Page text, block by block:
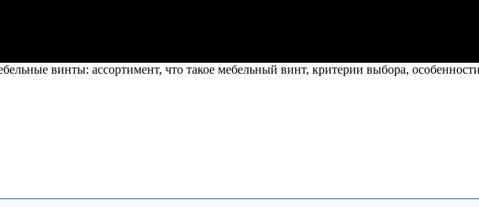
винты: ассортимент, что такое мебельный винт, критерии выбора,